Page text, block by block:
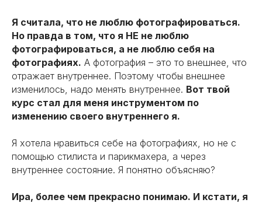
Я считала, что не люблю фотографироваться.
Но правда в том, что я НЕ не люблю
фотографироваться, а не люблю себя на
фотографиях. А фотография – это то внешнее, что
отражает внутреннее. Поэтому чтобы внешнее
изменилось, надо менять внутреннее. Вот твой
курс стал для меня инструментом по
изменению своего внутреннего я.
Я хотела нравиться себе на фотографиях, но не с
помощью стилиста и парикмахера, а через
внутреннее состояние. Я понятно объясняю?
Ира, более чем прекрасно понимаю. И кстати, я